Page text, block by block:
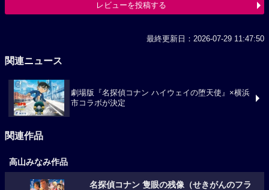
レビューを投稿する
最終更新日：2026-07-29 11:47:50
関連ニュース
劇場版『名探偵コナン ハイウェイの堕天使』×横浜
市コラボが決定
関連作品
高山みなみ作品
名探偵コナン 隻眼の残像（せきがんのフラ